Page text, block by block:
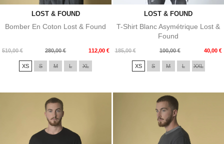
LOST & FOUND
Bomber En Coton Lost & Found
510,00 €
Prix
280,00 € 112,00 €
Prix
XS S M L XL
LOST & FOUND
T-Shirt Blanc Asymétrique Lost &
Found
185,00 €
Prix
100,00 € 40,00 €
Prix
XS S M L XXL